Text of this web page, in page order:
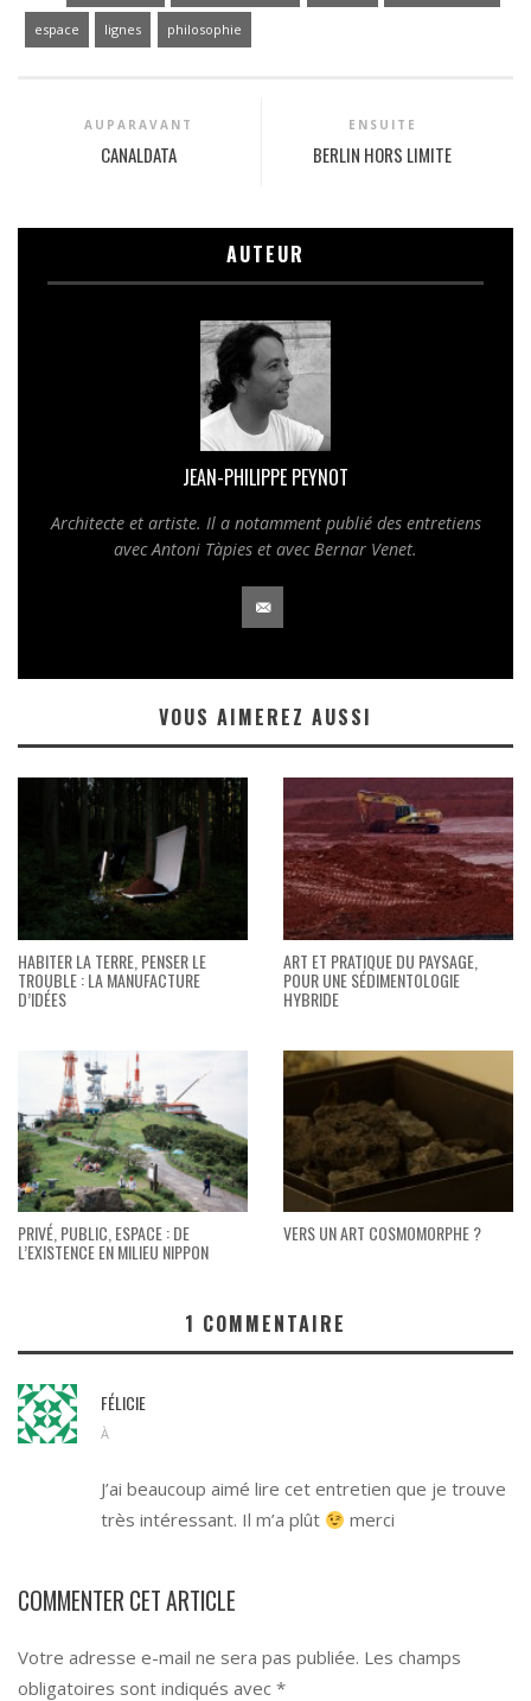
espace lignes philosophie
AUPARAVANT
CANALDATA
ENSUITE
BERLIN HORS LIMITE
AUTEUR
JEAN-PHILIPPE PEYNOT
Architecte et artiste. Il a notamment publié des entretiens
avec Antoni Tàpies et avec Bernar Venet.
VOUS AIMEREZ AUSSI
HABITER LA TERRE, PENSER LE
TROUBLE : LA MANUFACTURE
D’IDÉES
ART ET PRATIQUE DU PAYSAGE,
POUR UNE SÉDIMENTOLOGIE
HYBRIDE
PRIVÉ, PUBLIC, ESPACE : DE
L’EXISTENCE EN MILIEU NIPPON
VERS UN ART COSMOMORPHE ?
1 COMMENTAIRE
FÉLICIE
À
J’ai beaucoup aimé lire cet entretien que je trouve
très intéressant. Il m’a plût
merci
COMMENTER CET ARTICLE
Votre adresse e-mail ne sera pas publiée. Les champs
obligatoires sont indiqués avec *